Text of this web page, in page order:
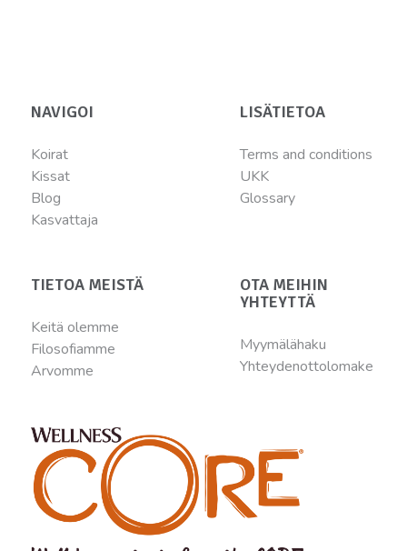
NAVIGOI
Koirat
Kissat
Blog
Kasvattaja
LISÄTIETOA
Terms and conditions
UKK
Glossary
TIETOA MEISTÄ
Keitä olemme
Filosofiamme
Arvomme
OTA MEIHIN
YHTEYTTÄ
Myymälähaku
Yhteydenottolomake